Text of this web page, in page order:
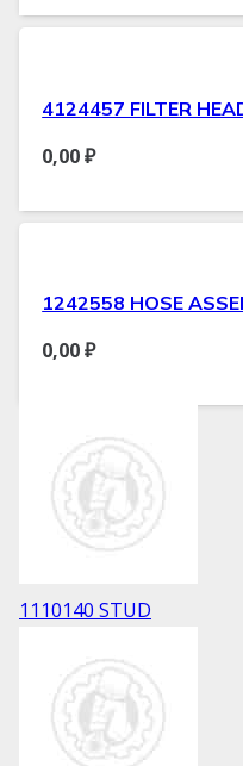
4124457 FILTER
0,00₽
1242558 HOSE
0,00₽
1110140 STUD